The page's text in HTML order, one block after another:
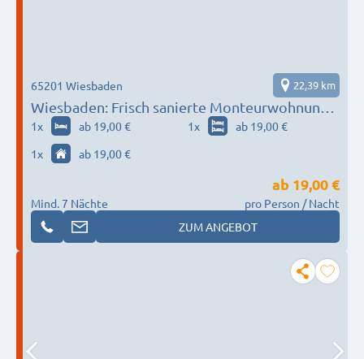
Wiesbaden: Frisch sanierte Monteurwohnung:
Parkplatz + TV + WLAN + Vollausstattung
65201 Wiesbaden 22,39 km
1x ab 19,00 € 1x
ab 19,00 €
1x ab 19,00 €
Mind. 7 Nächte
ab 19,00 €
pro Person / Nacht
ZUM ANGEBOT